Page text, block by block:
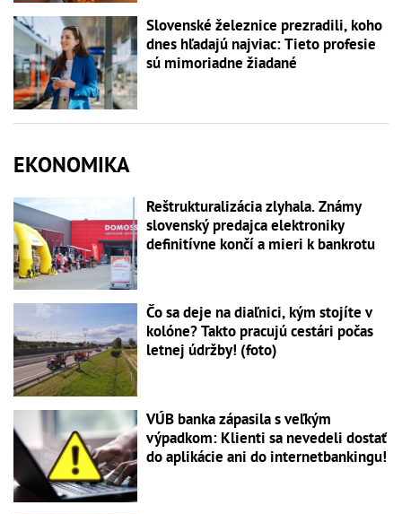
Slovenské železnice prezradili, koho
dnes hľadajú najviac: Tieto profesie
sú mimoriadne žiadané
EKONOMIKA
Reštrukturalizácia zlyhala. Známy
slovenský predajca elektroniky
definitívne končí a mieri k bankrotu
Čo sa deje na diaľnici, kým stojíte v
kolóne? Takto pracujú cestári počas
letnej údržby! (foto)
VÚB banka zápasila s veľkým
výpadkom: Klienti sa nevedeli dostať
do aplikácie ani do internetbankingu!